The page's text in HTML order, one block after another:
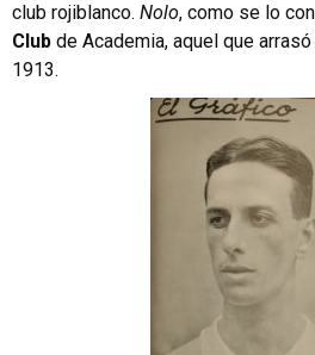
club rojiblanco. Nolo, como se lo
Club de Academia, aquel que
1913.